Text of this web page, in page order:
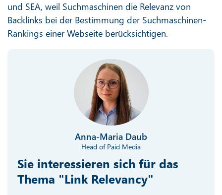
und SEA, weil Suchmaschinen die Relevanz von
Backlinks bei der Bestimmung der Suchmaschinen-
Rankings einer Webseite berücksichtigen.
Anna-Maria Daub
Head of Paid Media
Sie interessieren sich für das
Thema "Link Relevancy"